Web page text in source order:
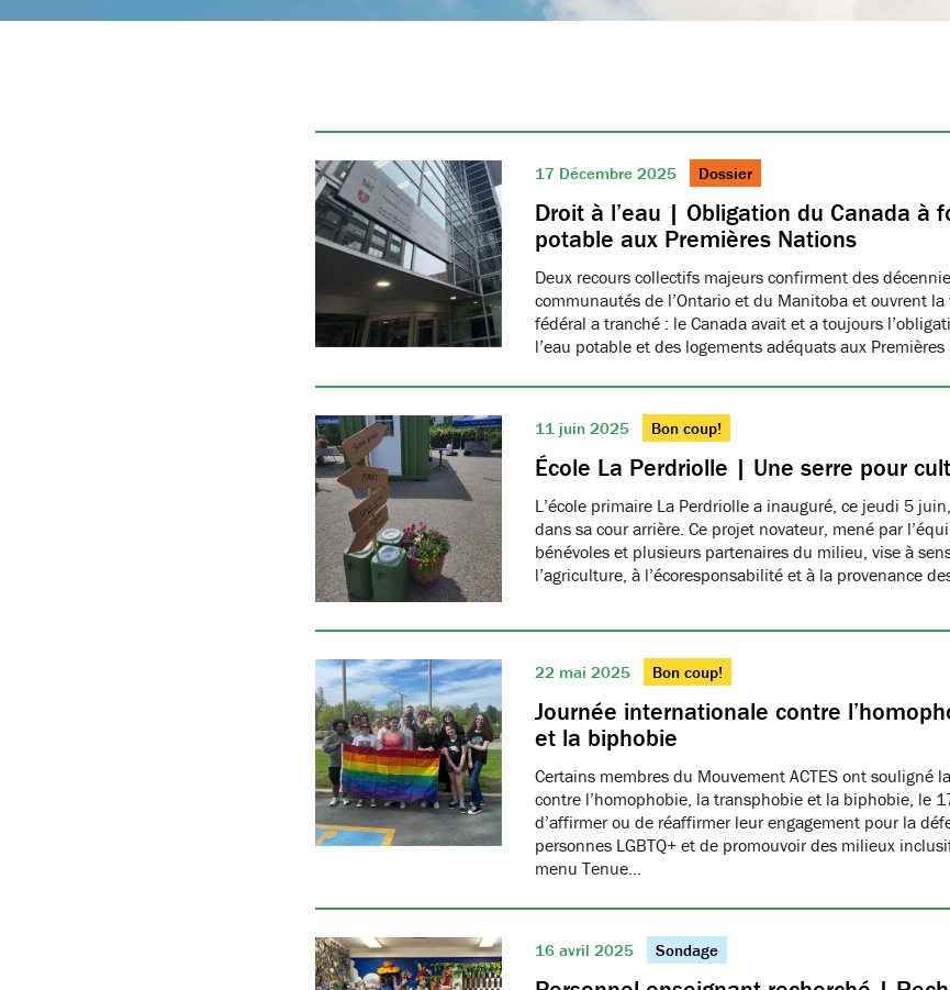
17 Décembre 2025 Dossier
Droit à l’eau | Obligation du Canada à
potable aux Premières Nations
Deux recours collectifs majeurs confirment des
communautés de l’Ontario et du Manitoba et ouvrent
fédéral a tranché : le Canada avait et a toujours
l’eau potable et des logements adéquats aux
11 juin 2025 Bon coup!
École La Perdriolle | Une serre pour
L’école primaire La Perdriolle a inauguré, ce jeudi 5
dans sa cour arrière. Ce projet novateur, mené par
bénévoles et plusieurs partenaires du milieu, vise à
l’agriculture, à l’écoresponsabilité et à la provenance
22 mai 2025 Bon coup!
Journée internationale contre
et la biphobie
Certains membres du Mouvement ACTES ont souligné
contre l’homophobie, la transphobie et la biphobie, le
d’affirmer ou de réaffirmer leur engagement pour la
personnes LGBTQ+ et de promouvoir des milieux
menu Tenue…
16 avril 2025 Sondage